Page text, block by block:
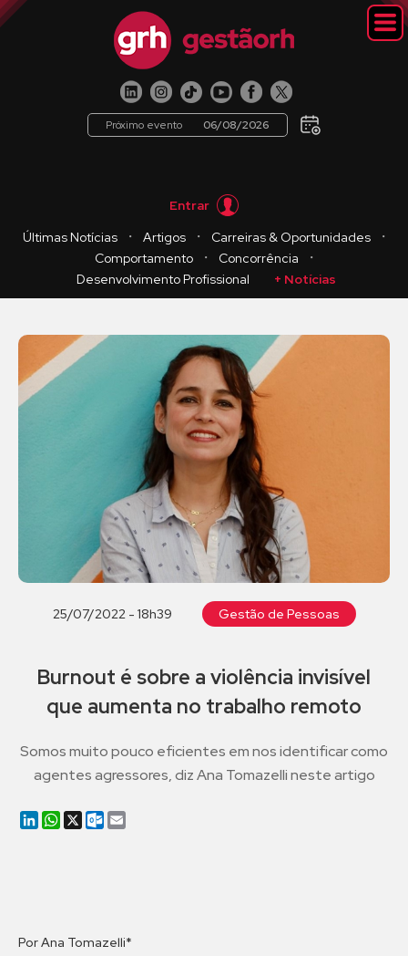
Próximo evento 06/08/2026
Entrar
Últimas Notícias
・ Artigos ・ Carreiras & Oportunidades
・
Comportamento
・ Concorrência
・
Desenvolvimento Profissional
+ Notícias
25/07/2022 - 18h39 Gestão de Pessoas
Burnout é sobre a violência invisível
que aumenta no trabalho remoto
Somos muito pouco eficientes em nos identificar como
agentes agressores, diz Ana Tomazelli neste artigo
LinkedIn
WhatsApp
X Outlook.com
Por Ana Tomazelli*